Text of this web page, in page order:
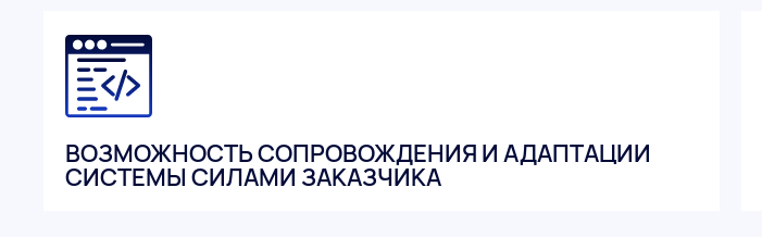
ВОЗМОЖНОСТЬ СОПРОВОЖДЕНИЯ И АДАПТАЦИИ
СИСТЕМЫ СИЛАМИ ЗАКАЗЧИКА